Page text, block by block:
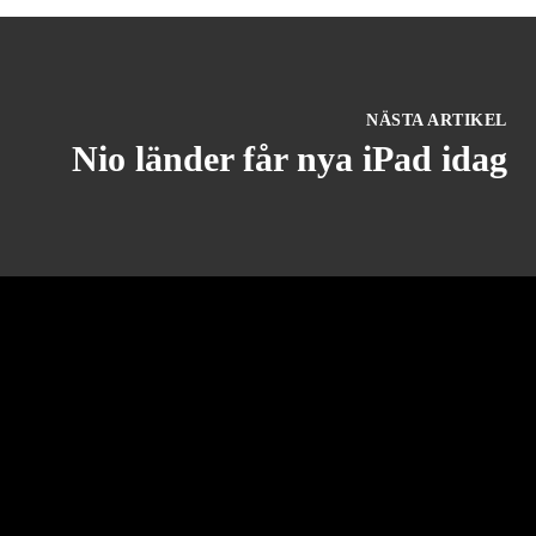
NÄSTA ARTIKEL
Nio länder får nya iPad idag